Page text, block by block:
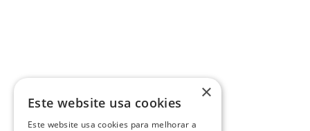
×
Este website usa cookies
Este website usa cookies para melhorar a